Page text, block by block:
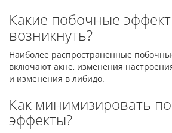
Какие побочные
возникнуть?
Наиболее распространенные
включают акне, изменения
и изменения в либидо.
Как минимизировать
эффекты?